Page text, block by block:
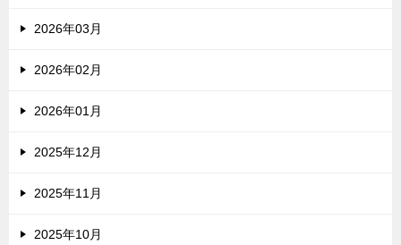
2026年03月
2026年02月
2026年01月
2025年12月
2025年11月
2025年10月